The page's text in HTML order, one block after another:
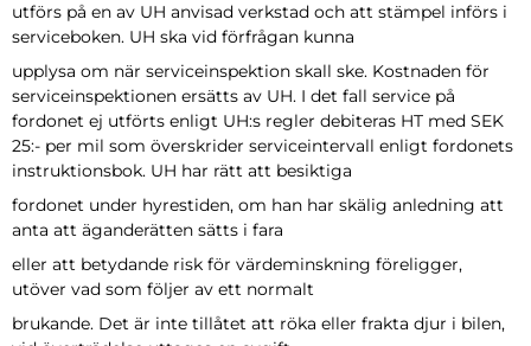
utförs på en av UH anvisad verkstad och att stämpel införs i
serviceboken. UH ska vid förfrågan kunna
upplysa om när serviceinspektion skall ske. Kostnaden för
serviceinspektionen ersätts av UH. I det fall service på
fordonet ej utförts enligt UH:s regler debiteras HT med SEK
25:- per mil som överskrider serviceintervall enligt fordonets
instruktionsbok. UH har rätt att besiktiga
fordonet under hyrestiden, om han har skälig anledning att
anta att äganderätten sätts i fara
eller att betydande risk för värdeminskning föreligger,
utöver vad som följer av ett normalt
brukande. Det är inte tillåtet att röka eller frakta djur i bilen,